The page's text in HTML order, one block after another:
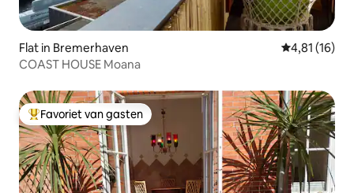
Flat in Bremerhaven Gemiddelde
4,81 (16)
COAST HOUSE Moana
Topfavoriet van gasten
Favoriet van gasten